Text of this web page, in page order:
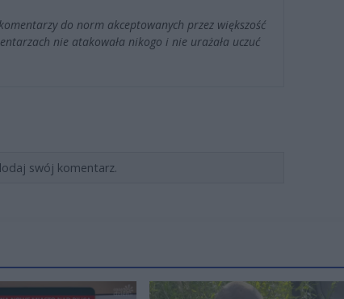
do norm akceptowanych przez większość
nie atakowała nikogo i nie urażała uczuć
swój komentarz.